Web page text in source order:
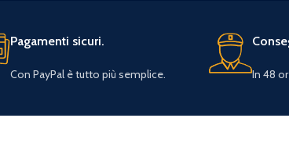
Pagamenti sicuri.
Con PayPal è tutto più semplice. In 48